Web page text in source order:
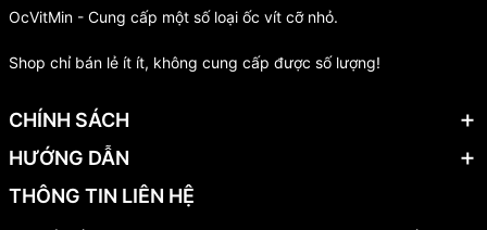
OcVitMin - Cung cấp một số loại ốc vít cỡ nhỏ.
Shop chỉ bán lẻ ít ít, không cung cấp được số lượng!
CHÍNH SÁCH
HƯỚNG DẪN
THÔNG TIN LIÊN HỆ